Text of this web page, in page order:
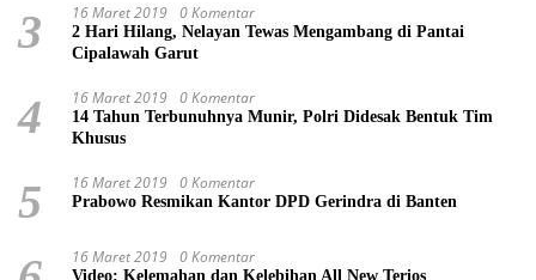
3 16 Maret 2019 0 Komentar
2 Hari Hilang, Nelayan Tewas Mengambang di Pantai
Cipalawah Garut
4 16 Maret 2019 0 Komentar
14 Tahun Terbunuhnya Munir, Polri Didesak Bentuk Tim
Khusus
5 16 Maret 2019 0 Komentar
Prabowo Resmikan Kantor DPD Gerindra di Banten
16 Maret 2019 0 Komentar
Video: Kelemahan dan Kelebihan All New Terios